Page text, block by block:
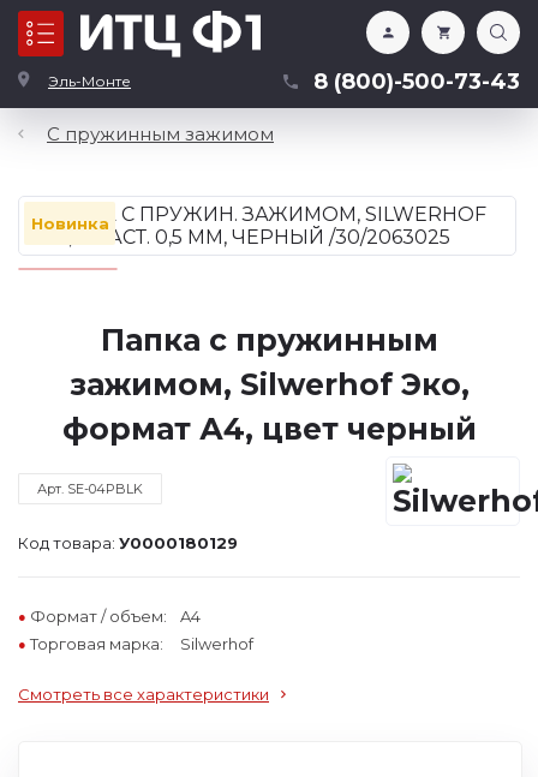
Эль-Монте 8 (800)-500-73-43
Каталог
С пружинным зажимом
Новинка
Папка с пружинным
зажимом, Silwerhof Эко,
формат А4, цвет черный
Арт. SE-04PBLK
Код товара: У0000180129
Формат / объем:
Торговая марка:
A4
Silwerhof
Смотреть все характеристики